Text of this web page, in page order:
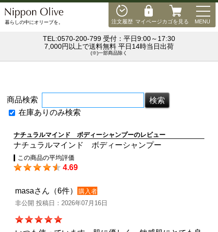
注文履歴 マイページカゴを見る MENU
暮らしの中にオリーブを。
TEL:0570-200-799 受付：平日9:00～17:30
7,000円以上で送料無料 平日14時当日出荷
(※)一部商品除く
商品検索
在庫ありのみ検索
ナチュラルマインド ボディーシャンプーのレビュー
ナチュラルマインド ボディーシャンプー
この商品の平均評価
4.69
masaさん（6件）
購入者
非公開 投稿日：2026年07月16日